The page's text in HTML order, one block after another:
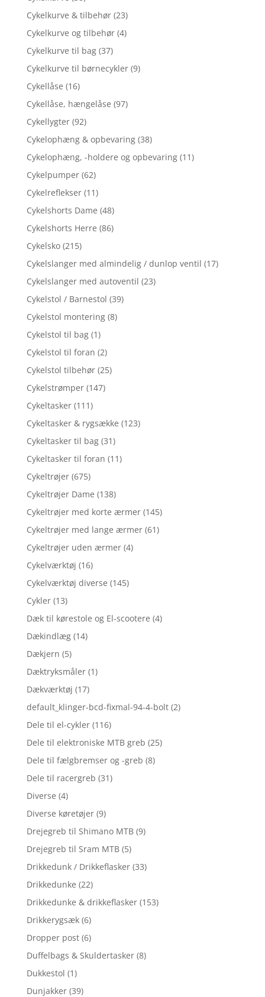
Cykelkurve & tilbehør (23)
Cykelkurve og tilbehør (4)
Cykelkurve til bag (37)
Cykelkurve til børnecykler (9)
Cykellåse (16)
Cykellåse, hængelåse (97)
Cykellygter (92)
Cykelophæng & opbevaring (38)
Cykelophæng, -holdere og opbevaring (11)
Cykelpumper (62)
Cykelreflekser (11)
Cykelshorts Dame (48)
Cykelshorts Herre (86)
Cykelsko (215)
Cykelslanger med almindelig / dunlop ventil (17)
Cykelslanger med autoventil (23)
Cykelstol / Barnestol (39)
Cykelstol montering (8)
Cykelstol til bag (1)
Cykelstol til foran (2)
Cykelstol tilbehør (25)
Cykelstrømper (147)
Cykeltasker (111)
Cykeltasker & rygsække (123)
Cykeltasker til bag (31)
Cykeltasker til foran (11)
Cykeltrøjer (675)
Cykeltrøjer Dame (138)
Cykeltrøjer med korte ærmer (145)
Cykeltrøjer med lange ærmer (61)
Cykeltrøjer uden ærmer (4)
Cykelværktøj (16)
Cykelværktøj diverse (145)
Cykler (13)
Dæk til kørestole og El-scootere (4)
Dækindlæg (14)
Dækjern (5)
Dæktryksmåler (1)
Dækværktøj (17)
default_klinger-bcd-fixmal-94-4-bolt (2)
Dele til el-cykler (116)
Dele til elektroniske MTB greb (25)
Dele til fælgbremser og -greb (8)
Dele til racergreb (31)
Diverse (4)
Diverse køretøjer (9)
Drejegreb til Shimano MTB (9)
Drejegreb til Sram MTB (5)
Drikkedunk / Drikkeflasker (33)
Drikkedunke (22)
Drikkedunke & drikkeflasker (153)
Drikkerygsæk (6)
Dropper post (6)
Duffelbags & Skuldertasker (8)
Dukkestol (1)
Dunjakker (39)